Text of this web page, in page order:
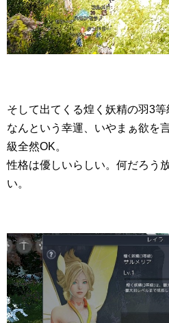
そして出てくる煌く妖精の羽3等
なんという幸運、いやまぁ欲を
級全然OK。
性格は優しいらしい。何だろう
い。